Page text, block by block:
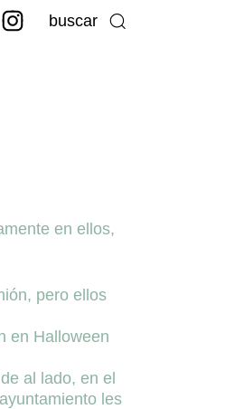
buscar
en ellos,
pero ellos
en Halloween
al lado, en el
les